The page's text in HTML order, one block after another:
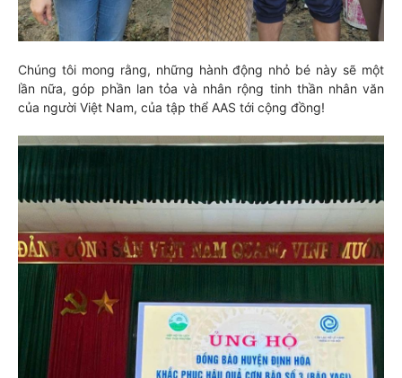
Chúng tôi mong rằng, những hành động nhỏ bé này sẽ một
lần nữa, góp phần lan tỏa và nhân rộng tinh thần nhân văn
của người Việt Nam, của tập thể AAS tới cộng đồng!